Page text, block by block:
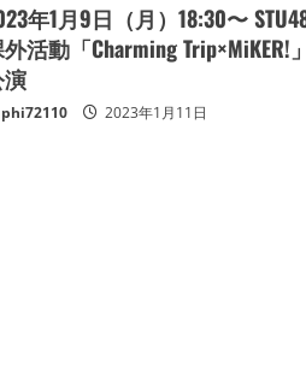
年1月9日（月）18:30〜
活動「Charming Trip×MiKER!
phi72110 2023年1月11日